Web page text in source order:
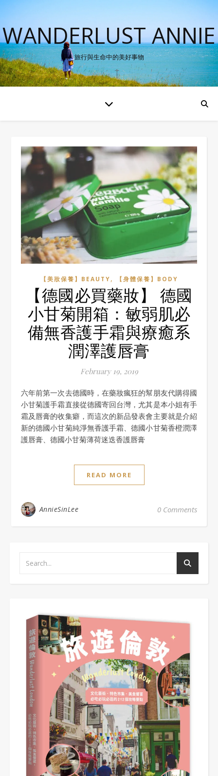
WANDERLUST ANNIE
旅行與生命中的美好事物
【美妝保養】BEAUTY, 【身體保養】BODY
【德國必買藥妝】 德國
小甘菊開箱：敏弱肌必
備無香護手霜與療癒系
潤澤護唇膏
February 19, 2019
六年前第一次去德國時，在藥妝瘋狂的幫朋友代購得國
小甘菊護手霜直接從德國寄回台灣，尤其是本小姐有手
霜及唇膏的收集癖，而這次的新品發表會主要就是介紹
新的德國小甘菊純淨無香護手霜、德國小甘菊香橙潤澤
護唇膏、德國小甘菊薄荷迷迭香護唇膏
READ MORE
AnnieSinLee 0 Comments